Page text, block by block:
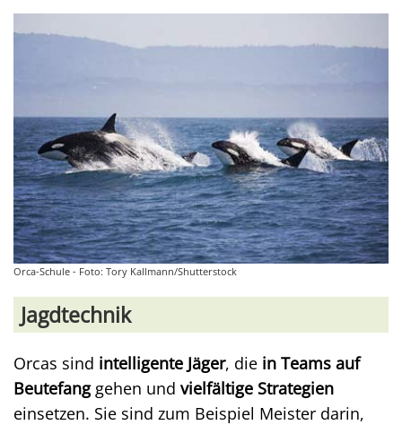
Orca-Schule - Foto: Tory Kallmann/Shutterstock
Jagdtechnik
Orcas sind intelligente Jäger, die in Teams auf
Beutefang gehen und vielfältige Strategien
einsetzen. Sie sind zum Beispiel Meister darin,